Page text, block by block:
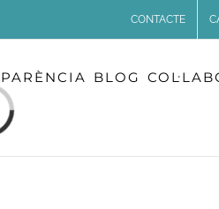
CONTACTE
BLOG